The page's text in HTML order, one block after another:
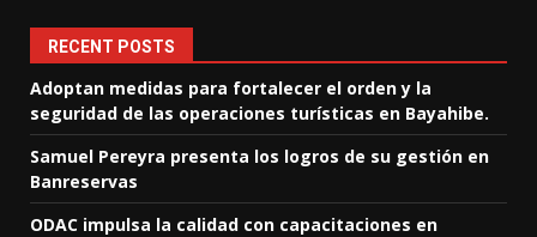
RECENT POSTS
Adoptan medidas para fortalecer el orden y la
seguridad de las operaciones turísticas en Bayahibe.
Samuel Pereyra presenta los logros de su gestión en
Banreservas
ODAC impulsa la calidad con capacitaciones en